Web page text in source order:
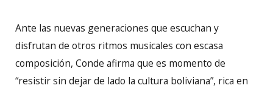
Ante las nuevas generaciones que escuchan y
disfrutan de otros ritmos musicales con escasa
composición, Conde afirma que es momento de
“resistir sin dejar de lado la cultura boliviana”, rica en